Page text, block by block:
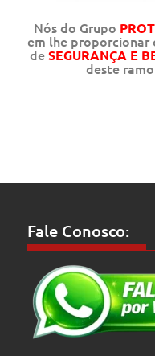
Nós do Grupo
em lhe proporcionar
deSEGURANÇA E
deste
Fale Conosco: